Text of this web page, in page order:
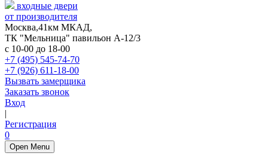
входные двери
от производителя
Москва,41км МКАД,
ТК "Мельница" павильон А-12/3
с 10-00 до 18-00
+7 (495) 545-74-70
+7 (926) 611-18-00
Вызвать замерщика
Заказать звонок
Вход
|
Регистрация
0
Open Menu